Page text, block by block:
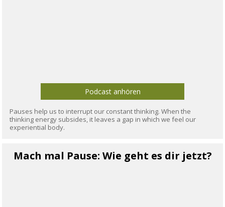
Podcast anhören
Pauses help us to interrupt our constant thinking. When the
thinking energy subsides, it leaves a gap in which we feel our
experiential body.
Mach mal Pause: Wie geht es dir jetzt?